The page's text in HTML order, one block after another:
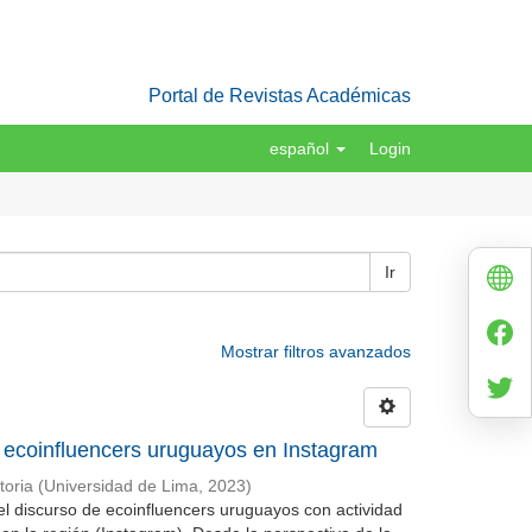
Portal de Revistas Académicas
español Login
Ir
Mostrar filtros avanzados
uruguayos en Instagram
(Universidad de Lima, 2023)
discurso de ecoinfluencers uruguayos con actividad